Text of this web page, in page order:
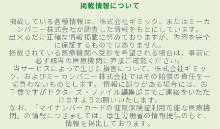
掲載情報について
掲載している各種情報は、株式会社ギミック、またはミーカ
ンパニー株式会社が調査した情報をもとにしています。
出来るだけ正確な情報掲載に努めておりますが、内容を完全
に保証するものではありません。
掲載されている医療機関へ受診を希望される場合は、事前に
必ず該当の医療機関に直接ご確認ください。
当サービスによって生じた損害について、株式会社ギミッ
ク、およびミーカンパニー株式会社ではその賠償の責任を一
切負わないものとします。 情報に誤りがある場合には、お
手数ですがドクターズ・ファイル編集部までご連絡をいただ
けますようお願いいたします。
なお、「マイナンバーカードの健康保険証利用可能な医療機
関」の情報につきましては、厚生労働省の情報提供のもと、
情報を掲出しております。